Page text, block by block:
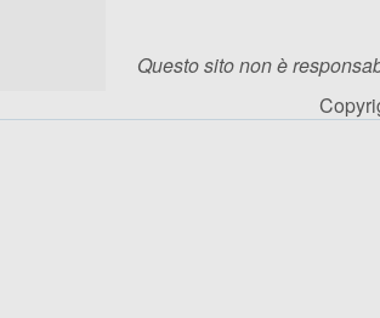
Questo sito non è